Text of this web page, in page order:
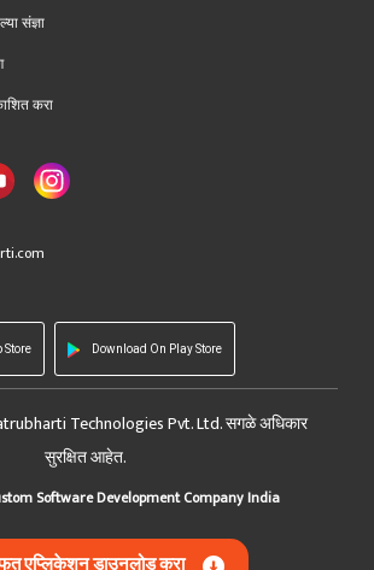
संज्ञा
करा
Store Download On Play Store
Technologies Pvt. Ltd. सगळे अधिकार
सुरक्षित आहेत.
Software Development Company India